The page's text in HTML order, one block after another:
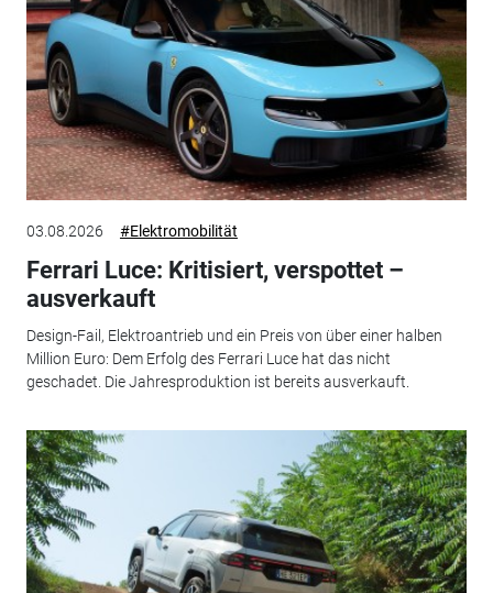
03.08.2026 #Elektromobilität
Ferrari Luce: Kritisiert, verspottet –
ausverkauft
Design-Fail, Elektroantrieb und ein Preis von über einer halben
Million Euro: Dem Erfolg des Ferrari Luce hat das nicht
geschadet. Die Jahresproduktion ist bereits ausverkauft.